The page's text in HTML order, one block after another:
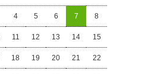
4 5 6 7 8
11 12 13 14 15
18 19 20 21 22